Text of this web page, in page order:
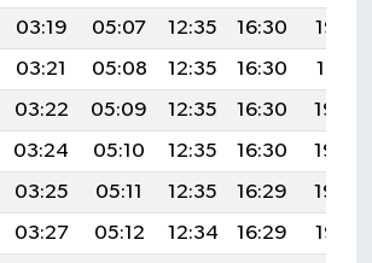
03:19 05:07 12:35 16:30
19:52
03:21 05:08 12:35 16:30
19:51
03:22 05:09 12:35 16:30
19:50
03:24 05:10 12:35 16:30
19:49
03:25 05:11 12:35 16:29
19:48
03:27 05:12 12:34 16:29
19:47